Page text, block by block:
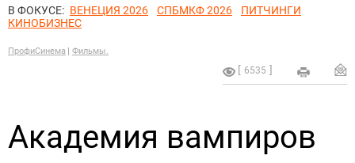
В ФОКУСЕ: ВЕНЕЦИЯ 2026 СПБМКФ 2026
ПИТЧИНГИ
КИНОБИЗНЕС
ПрофиСинема Фильмы.
6535
Академия вампиров